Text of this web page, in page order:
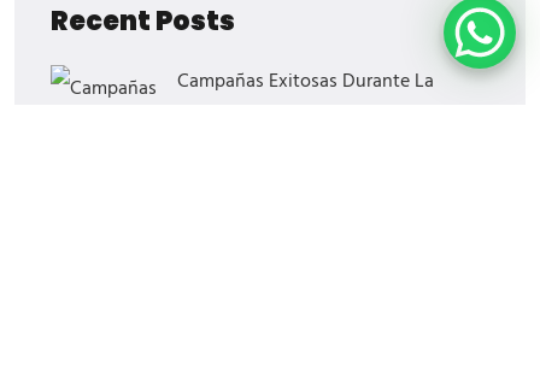
Recent Posts
Campañas Exitosas Durante La